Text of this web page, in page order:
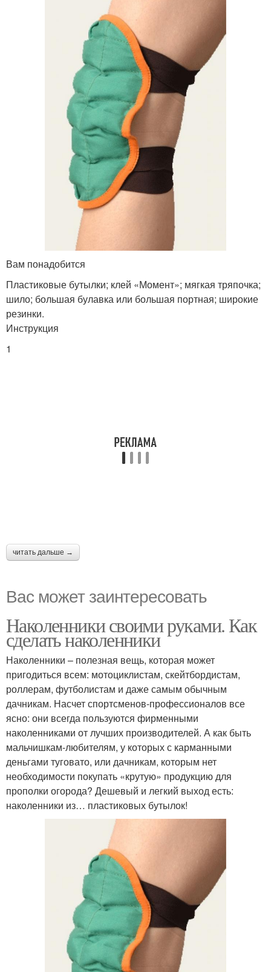
Вам понадобится
Пластиковые бутылки; клей «Момент»; мягкая тряпочка;
шило; большая булавка или большая портная; широкие
резинки.
Инструкция
1
читать дальше →
Вас может заинтересовать
Наколенники своими руками. Как
сделать наколенники
Наколенники – полезная вещь, которая может
пригодиться всем: мотоциклистам, скейтбордистам,
роллерам, футболистам и даже самым обычным
дачникам. Насчет спортсменов-профессионалов все
ясно: они всегда пользуются фирменными
наколенниками от лучших производителей. А как быть
мальчишкам-любителям, у которых с карманными
деньгами туговато, или дачникам, которым нет
необходимости покупать «крутую» продукцию для
прополки огорода? Дешевый и легкий выход есть:
наколенники из… пластиковых бутылок!